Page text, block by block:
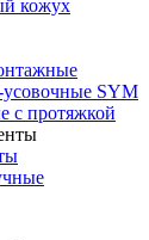
кожух
SYM
с протяжкой